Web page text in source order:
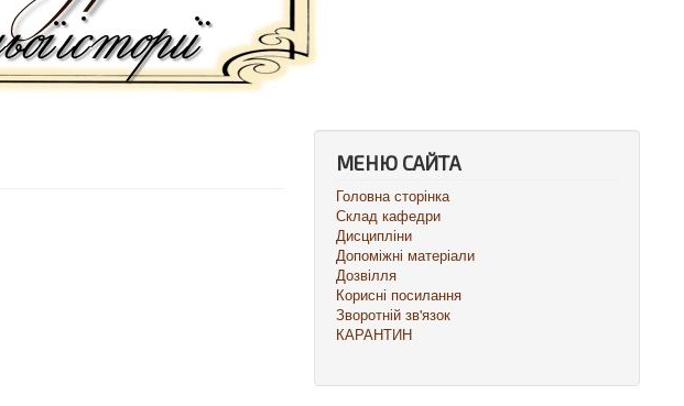
МЕНЮ САЙТА
Головна сторінка
Склад кафедри
Дисципліни
Допоміжні матеріали
Дозвілля
Корисні посилання
Зворотній зв'язок
КАРАНТИН